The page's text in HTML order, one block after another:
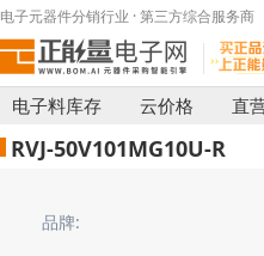
电子元器件分销行业 · 第三方综合服务商
电子料库存 云价格 直
RVJ-50V101MG10U-R
品牌: